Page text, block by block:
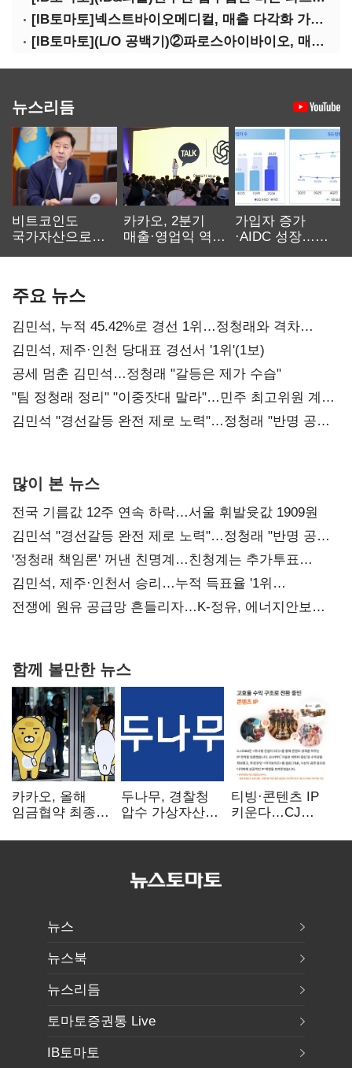
[IB토마토]넥스트바이오메디컬, 매출 다각화 가속…IPO 보람 '쑥쑥'
[IB토마토](L/O 공백기)②파로스아이바이오, 매출 0원 '불명예'…목표 안갯속
뉴스리듬
비트코인도
국가자산으로…'
카카오, 2분기
매출·영업익 역대
가입자 증가
·AIDC 성장…
주요 뉴스
김민석, 누적 45.42%로 경선 1위…정청래와 격차
0.86%p(2보)
김민석, 제주·인천 당대표 경선서 '1위'(1보)
공세 멈춘 김민석…정청래 "갈등은 제가 수습"
"팀 정청래 정리" "이중잣대 말라"…민주 최고위원 계파
다툼 격화
김민석 "경선갈등 완전 제로 노력"…정청래 "반명 공세
많이 본 뉴스
전국 기름값 12주 연속 하락…서울 휘발윳값 1909원
김민석 "경선갈등 완전 제로 노력"…정청래 "반명 공세
사과부터"
'정청래 책임론' 꺼낸 친명계…친청계는 추가투표
때리기
김민석, 제주·인천서 승리…누적 득표율 '1위
탈환'(종합)
전쟁에 원유 공급망 흔들리자…K-정유, 에너지안보
함께 볼만한 뉴스
카카오, 올해
임금협약 최종
인상·격려금
두나무, 경찰청
압수 가상자산
커스터디 사업
티빙·콘텐츠 IP
키운다…CJ
글로벌 확장 가속
뉴스
뉴스북
뉴스리듬
토마토증권통 Live
IB토마토